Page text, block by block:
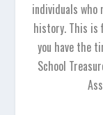
individuals
history. This is
you have the
School